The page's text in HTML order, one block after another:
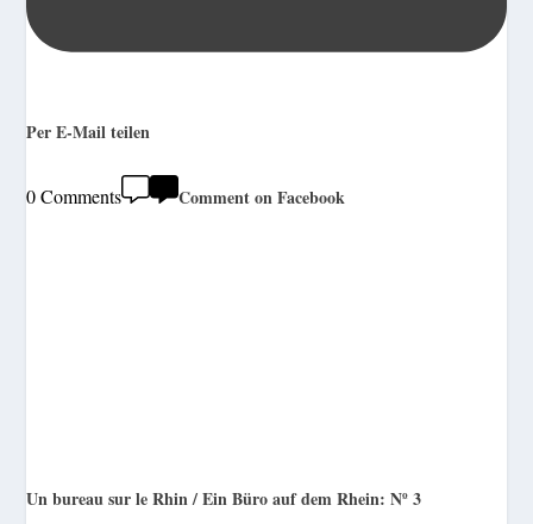
Per E-Mail teilen
0 Comments Comment on Facebook
Un bureau sur le Rhin / Ein Büro auf dem Rhein: Nº 3